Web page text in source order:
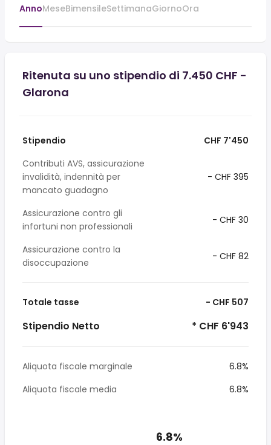
AnnoMeseBimensileSettimanaGiornoOra
Ritenuta su uno stipendio di 7.450 CHF -
Glarona
Stipendio
CHF 7'450
Contributi AVS, assicurazione
invalidità, indennità per
mancato guadagno
- CHF 395
Assicurazione contro gli
infortuni non professionali
- CHF 30
Assicurazione contro la
disoccupazione
- CHF 82
Totale tasse - CHF 507
Stipendio Netto * CHF 6'943
Aliquota fiscale marginale
6.8%
Aliquota fiscale media
6.8%
6.8%